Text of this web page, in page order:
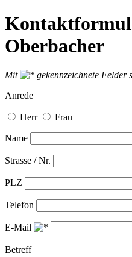
Oberbacher
Mit
gekennzeichnete Felder
Anrede
Herr| Frau
Name
Strasse / Nr.
PLZ
Telefon
E-Mail
Betreff